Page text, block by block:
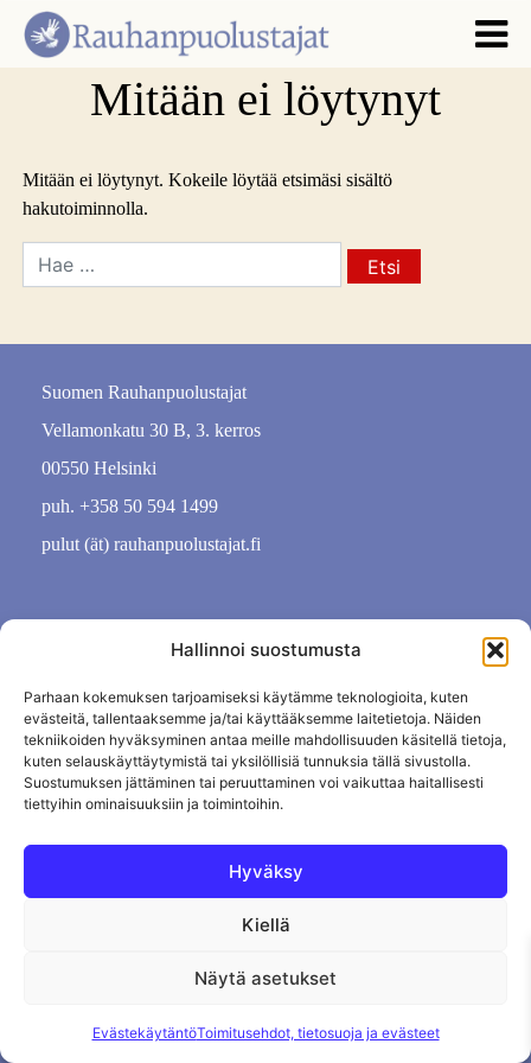
Hallinnoi suostumusta
Parhaan kokemuksen tarjoamiseksi käytämme teknologioita, kuten
evästeitä, tallentaaksemme ja/tai käyttääksemme laitetietoja. Näiden
tekniikoiden hyväksyminen antaa meille mahdollisuuden käsitellä tietoja,
kuten selauskäyttäytymistä tai yksilöllisiä tunnuksia tällä sivustolla.
Suostumuksen jättäminen tai peruuttaminen voi vaikuttaa haitallisesti
tiettyihin ominaisuuksiin ja toimintoihin.
Hyväksy
Kiellä
Näytä asetukset
EvästekäytäntöToimitusehdot, tietosuoja ja evästeet
Mitään ei löytynyt
Mitään ei löytynyt. Kokeile löytää etsimäsi sisältö
hakutoiminnolla.
Suomen Rauhanpuolustajat
Vellamonkatu 30 B, 3. kerros
00550 Helsinki
puh. +358 50 594 1499
pulut (ät) rauhanpuolustajat.fi
Evästekäytäntö
Tilauksen peruutus